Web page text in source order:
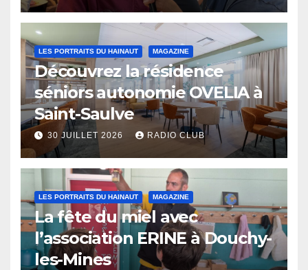
LES PORTRAITS DU HAINAUT MAGAZINE
Découvrez la résidence
séniors autonomie OVELIA à
Saint-Saulve
30 JUILLET 2026 RADIO CLUB
LES PORTRAITS DU HAINAUT MAGAZINE
La fête du miel avec
l’association ERINE à Douchy-
les-Mines